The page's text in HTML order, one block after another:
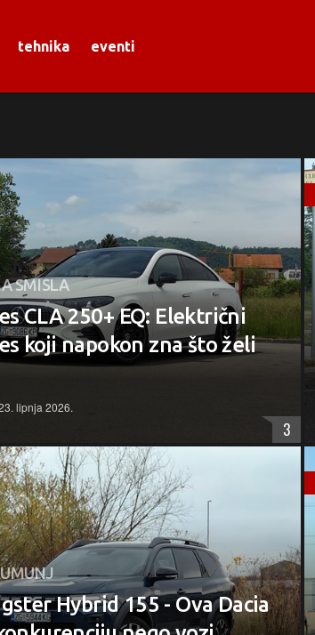
tehnika eventi
SMISLA
CLA 250+ EQ: Električni
koji napokon zna što želi
lipnja 2026.
3
Hybrid 155 - Ova Dacia